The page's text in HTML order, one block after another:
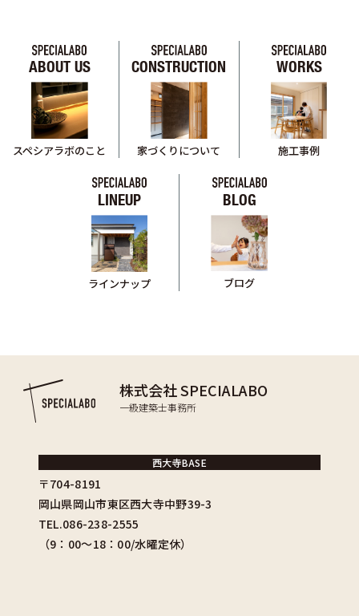
ABOUT US
スペシアラボのこと
CONSTRUCTION
家づくりについて
WORKS
施工事例
LINEUP
ラインナップ
BLOG
ブログ
株式会社 SPECIALABO
一級建築士事務所
西大寺BASE
〒704-8191
岡山県岡山市東区西大寺中野39-3
TEL.086-238-2555
（9：00〜18：00/水曜定休）